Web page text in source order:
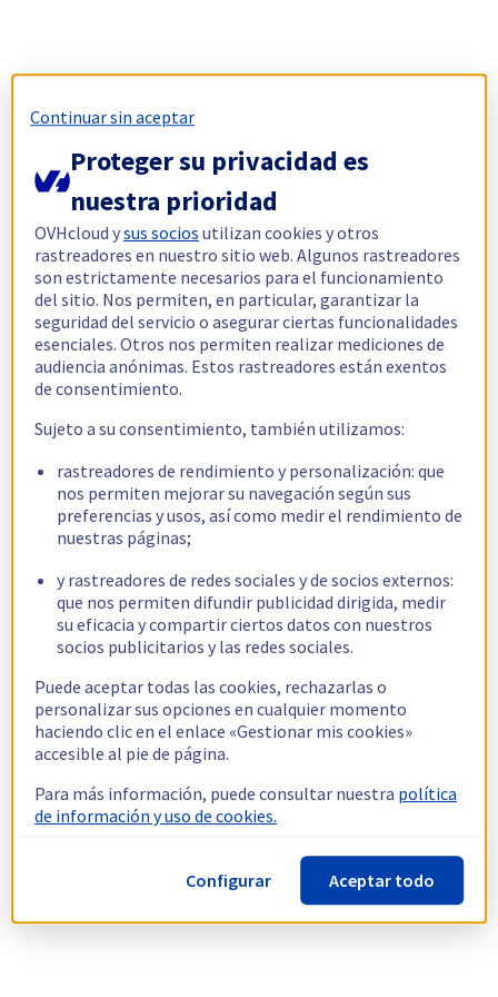
Continuar sin aceptar
Proteger su privacidad es
nuestra prioridad
OVHcloud ysus socios utilizan cookies y otros
rastreadores en nuestro sitio web. Algunos rastreadores
son estrictamente necesarios para el funcionamiento
del sitio. Nos permiten, en particular, garantizar la
seguridad del servicio o asegurar ciertas funcionalidades
esenciales. Otros nos permiten realizar mediciones de
audiencia anónimas. Estos rastreadores están exentos
de consentimiento.
Sujeto a su consentimiento, también utilizamos:
rastreadores de rendimiento y personalización: que
nos permiten mejorar su navegación según sus
preferencias y usos, así como medir el rendimiento de
nuestras páginas;
y rastreadores de redes sociales y de socios externos:
que nos permiten difundir publicidad dirigida, medir
su eficacia y compartir ciertos datos con nuestros
socios publicitarios y las redes sociales.
Puede aceptar todas las cookies, rechazarlas o
personalizar sus opciones en cualquier momento
haciendo clic en el enlace «Gestionar mis cookies»
accesible al pie de página.
Para más información, puede consultar nuestra política
de información y uso de cookies.
Configurar Aceptar todo